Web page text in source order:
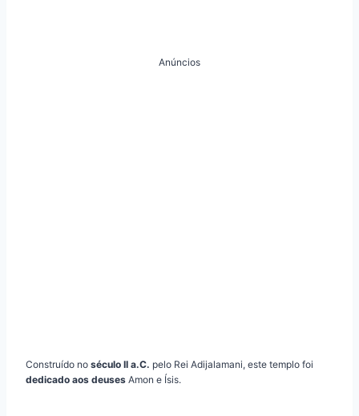
Anúncios
Construído no século II a.C. pelo Rei Adijalamani, este templo foi
dedicado aos deuses Amon e Ísis.